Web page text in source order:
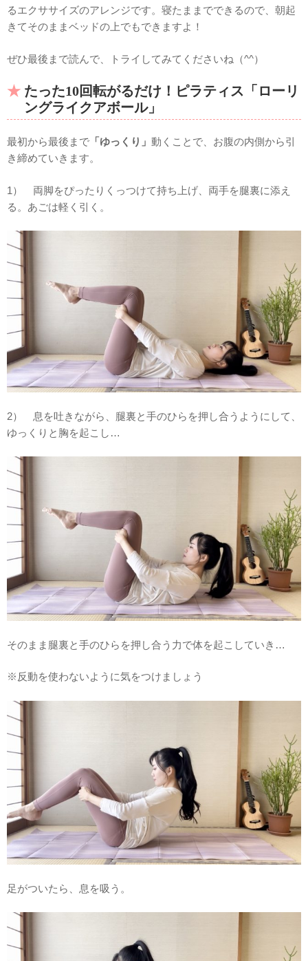
るエクササイズのアレンジです。寝たままでできるので、朝起
きてそのままベッドの上でもできますよ！
ぜひ最後まで読んで、トライしてみてくださいね（^^）
たった10回転がるだけ！ ピラティス「ローリ
ングライクアボール」
最初から最後まで 「ゆっくり」 動くことで、お腹の内側から引
き締めていきます。
1） 両脚をぴったりくっつけて持ち上げ、両手を腿裏に添え
る。あごは軽く引く。
2） 息を吐きながら、腿裏と手のひらを押し合うようにして、
ゆっくりと胸を起こし…
そのまま腿裏と手のひらを押し合う力で体を起こしていき…
※反動を使わないように気をつけましょう
足がついたら、息を吸う。